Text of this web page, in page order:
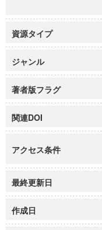
資源タイプ
ジャンル
著者版フラグ
関連DOI
アクセス条件
最終更新日
作成日